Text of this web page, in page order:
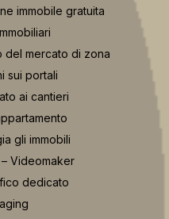
immobile gratuita
del mercato di zona
sui portali
ai cantieri
gli immobili
Videomaker
dedicato